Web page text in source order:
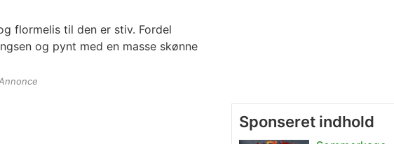
flormelis til den er stiv. Fordel
og pynt med en masse skønne